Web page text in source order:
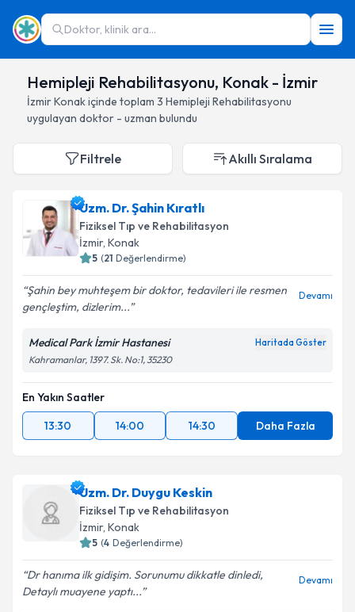
Doktor, klinik ara...
Hemipleji Rehabilitasyonu, Konak - İzmir
İzmirKonakiçinde toplam 3 Hemipleji Rehabilitasyonu
uygulayan doktor - uzman bulundu
Filtrele Akıllı Sıralama
Uzm. Dr. Şahin Kıratlı
Fiziksel Tıp ve Rehabilitasyon
İzmir, Konak
5 (21 Değerlendirme)
Şahin bey muhteşem bir doktor, tedavileri ile resmen
gençleştim, dizlerim...
Devamı
Medical Park İzmir Hastanesi Haritada Göster
Kahramanlar, 1397. Sk. No:1, 35230
En Yakın Saatler
13:30
14:00 14:30 Daha Fazla
Uzm. Dr. Duygu Keskin
Fiziksel Tıp ve Rehabilitasyon
İzmir, Konak
5 (4 Değerlendirme)
Dr hanıma ilk gidişim. Sorunumu dikkatle dinledi,
Detaylı muayene yaptı...
Devamı